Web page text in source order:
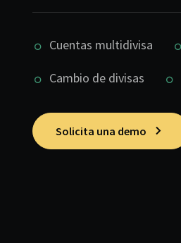
Cuentas multidivisa
Cambio de divisas
Solicita una demo